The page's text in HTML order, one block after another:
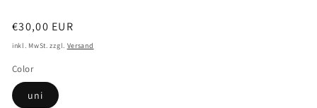
Normaler
Preis
€30,00 EUR
inkl. MwSt. zzgl. Versand
Color
uni